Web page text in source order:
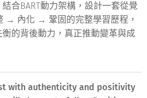
結合BART動力架構，設計一套從覺
→ 內化 → 鞏固的完整學習歷程，
的背後動力，真正推動變革與成
with authenticity and positivity